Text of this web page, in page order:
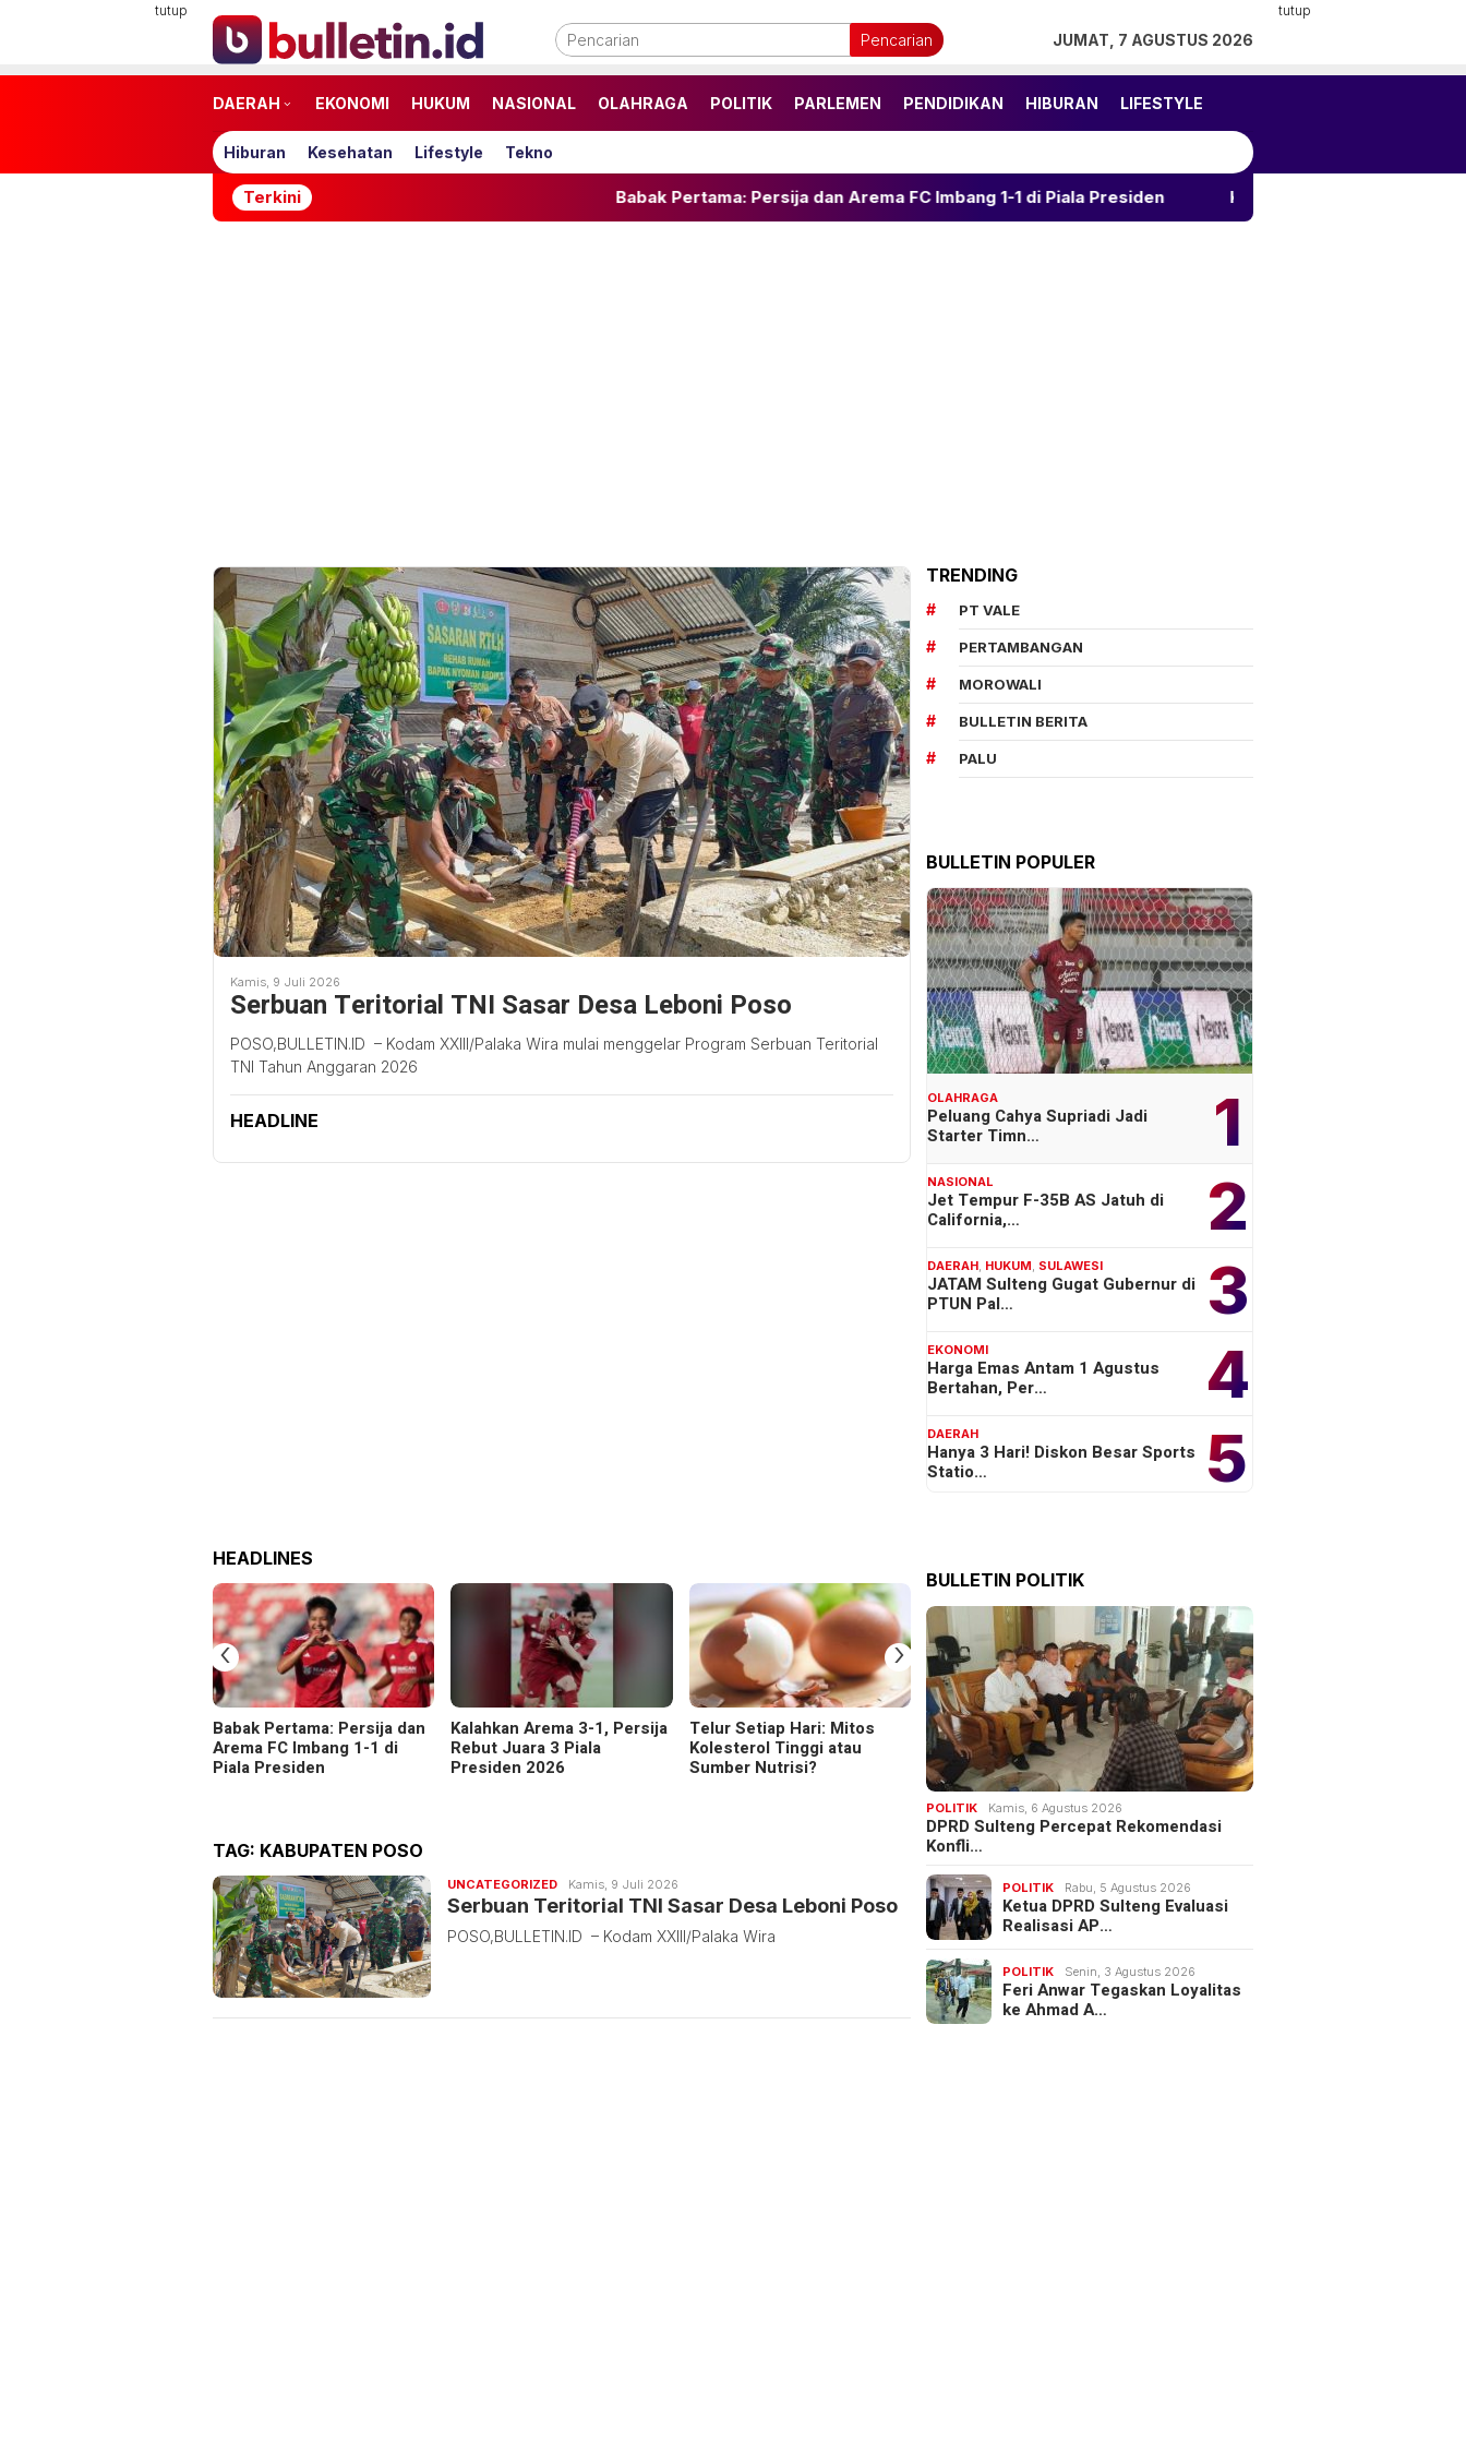
tutup tutup
Pencarian JUMAT, 7 AGUSTUS 2026
DAERAH EKONOMI HUKUM NASIONAL OLAHRAGA POLITIK PARLEMEN PENDIDIKAN HIBURAN LIFESTYLE
Hiburan Kesehatan Lifestyle Tekno
Terkini Babak Pertama: Persija dan Arema FC Imbang 1-1 di Piala Presiden Kalahkan Arema 3-1, Persija Rebut
Kamis, 9 Juli 2026
Serbuan Teritorial TNI Sasar Desa Leboni Poso
POSO,BULLETIN.ID – Kodam XXIII/Palaka Wira mulai menggelar Program Serbuan Teritorial
TNI Tahun Anggaran 2026
HEADLINE
HEADLINES
Babak Pertama: Persija dan
Arema FC Imbang 1-1 di
Piala Presiden
Kalahkan Arema 3-1, Persija
Rebut Juara 3 Piala
Presiden 2026
Telur Setiap Hari: Mitos
Kolesterol Tinggi atau
Sumber Nutrisi?
Penerbangan Internasional
Palu-Guangzhou Resmi
Dibuka
Rombongan AC Milan Tiba di
Jakarta
‹ ›
TAG: KABUPATEN POSO
UNCATEGORIZEDRedaksi
Bulletin
Kamis, 9 Juli 2026
Serbuan Teritorial TNI Sasar Desa Leboni Poso
POSO,BULLETIN.ID – Kodam XXIII/Palaka Wira
TRENDING
PT VALE
PERTAMBANGAN
MOROWALI
BULLETIN BERITA
PALU
BULLETIN POPULER
1
OLAHRAGA
Peluang Cahya Supriadi Jadi
Starter Timn…
2
NASIONAL
Jet Tempur F-35B AS Jatuh di
California,…
3
DAERAH HUKUM SULAWESI
JATAM Sulteng Gugat Gubernur di
PTUN Pal…
4
EKONOMI
Harga Emas Antam 1 Agustus
Bertahan, Per…
5
DAERAH
Hanya 3 Hari! Diskon Besar Sports
Statio…
BULLETIN POLITIK
POLITIK Kamis, 6 Agustus 2026
DPRD Sulteng Percepat Rekomendasi
Konfli…
POLITIK Rabu, 5 Agustus 2026
Ketua DPRD Sulteng Evaluasi
Realisasi AP…
POLITIK Senin, 3 Agustus 2026
Feri Anwar Tegaskan Loyalitas
ke Ahmad A…